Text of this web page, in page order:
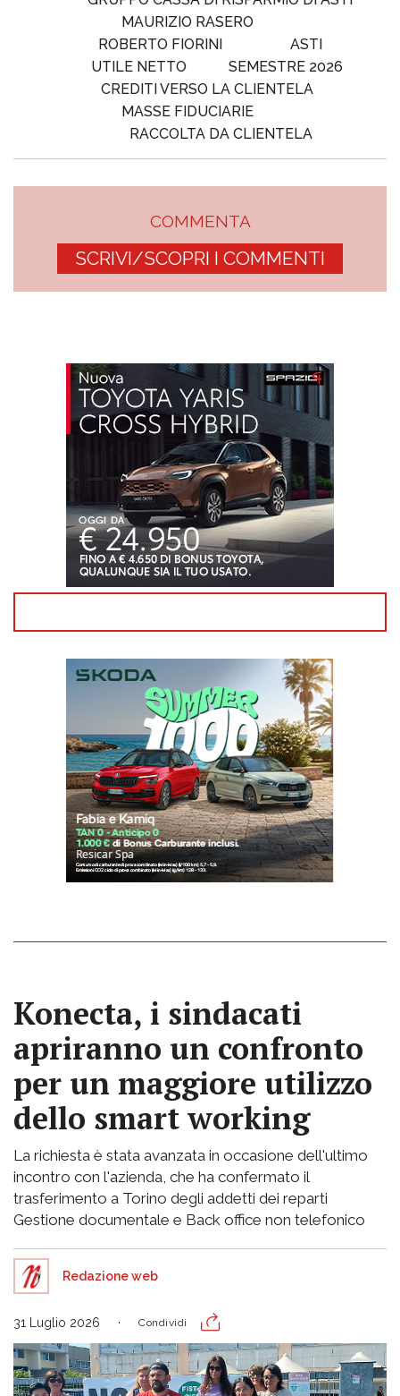
MAURIZIO RASERO
ROBERTO FIORINI
ASTI
UTILE NETTO
SEMESTRE 2026
CREDITI VERSO LA CLIENTELA
MASSE FIDUCIARIE
RACCOLTA DA CLIENTELA
COMMENTA
SCRIVI/SCOPRI I COMMENTI
Konecta, i sindacati
apriranno un confronto
per un maggiore utilizzo
dello smart working
La richiesta è stata avanzata in occasione dell'ultimo
incontro con l'azienda, che ha confermato il
trasferimento a Torino degli addetti dei reparti
Gestione documentale e Back office non telefonico
Redazione web
31 Luglio 2026 Condividi